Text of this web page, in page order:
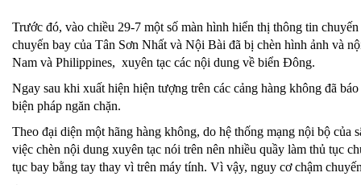
Trước đó, vào chiều 29-7 một số màn hình hiển thị thông tin
chuyến bay của Tân Sơn Nhất và Nội Bài đã bị chèn hình ảnh và
Nam và Philippines, xuyên tạc các nội dung về biển Đông.
Ngay sau khi xuất hiện hiện tượng trên các cảng hàng không đã
biện pháp ngăn chặn.
Theo đại diện một hãng hàng không, do hệ thống mạng nội bộ của
việc chèn nội dung xuyên tạc nói trên nên nhiều quầy làm thủ tục
tục bay bằng tay thay vì trên máy tính. Vì vậy, nguy cơ chậm